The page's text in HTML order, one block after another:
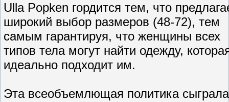
Ulla Popken гордится тем, что
широкий выбор размеров (48-72), тем
самым гарантируя, что женщины всех
типов тела могут найти одежду,
идеально подходит им.
Эта всеобъемлющая политика сыграла